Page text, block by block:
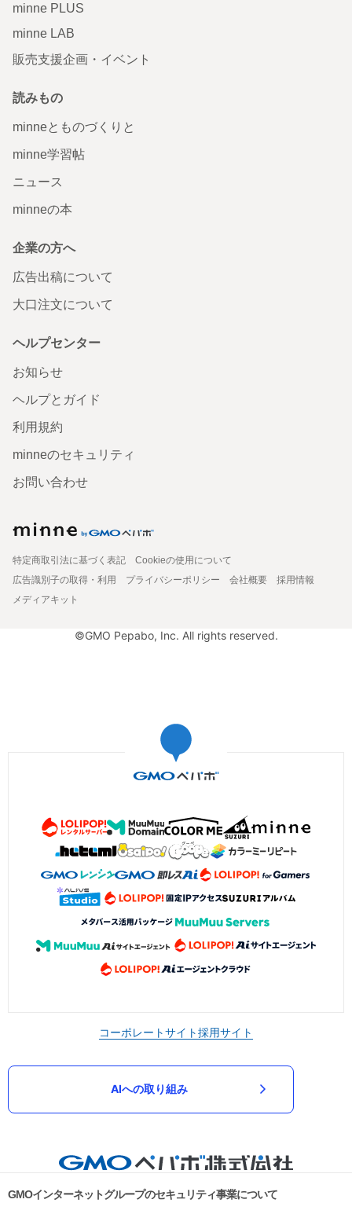
minne PLUS
minne LAB
販売支援企画・イベント
読みもの
minneとものづくりと
minne学習帖
ニュース
minneの本
企業の方へ
広告出稿について
大口注文について
ヘルプセンター
お知らせ
ヘルプとガイド
利用規約
minneのセキュリティ
お問い合わせ
特定商取引法に基づく表記
Cookieの使用について
広告識別子の取得・利用
プライバシーポリシー 会社概要
採用情報
メディアキット
©GMO Pepabo, Inc. All rights reserved.
コーポレートサイト採用サイト
AIへの取り組み
GMOインターネットグループのセキュリティ事業について